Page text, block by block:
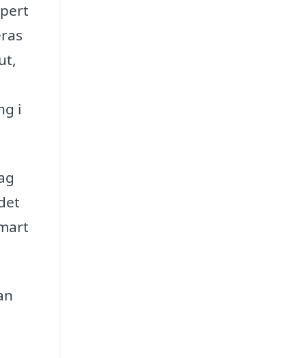
i